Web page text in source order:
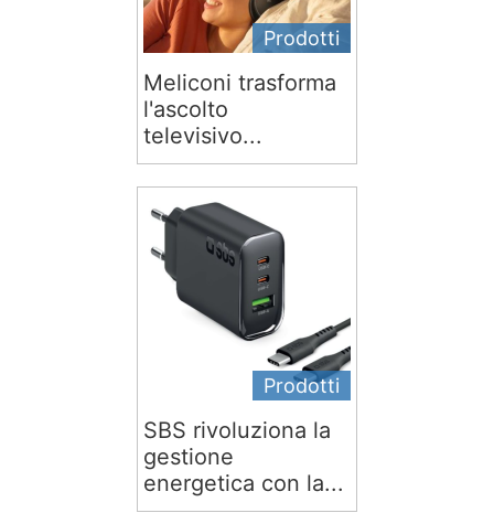
Prodotti
Meliconi trasforma
l'ascolto
televisivo...
Prodotti
SBS rivoluziona la
gestione
energetica con la...